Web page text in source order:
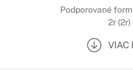
Podporované
2r (2r)
VIAC